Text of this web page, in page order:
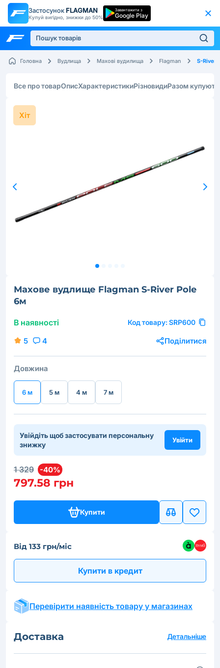
Застосунок FLAGMAN
Купуй вигідно, знижки до 50%
Завантажити з
Google Play
Головна Вудлища Махові вудилища Flagman S-River
Все про товарОписХарактеристикиРізновидиРазом купують
Хіт
Махове вудлище Flagman S-River Pole
6м
В наявності Код товару: SRP600
5 4 Поділитися
Довжина
6 м 5 м 4 м 7 м
Увійдіть щоб застосувати персональну
знижку
Увійти
1 329 -40%
797.58 грн
Купити
Від 133 грн/міс
Купити в кредит
Перевірити наявність товару у магазинах
Доставка Детальніше